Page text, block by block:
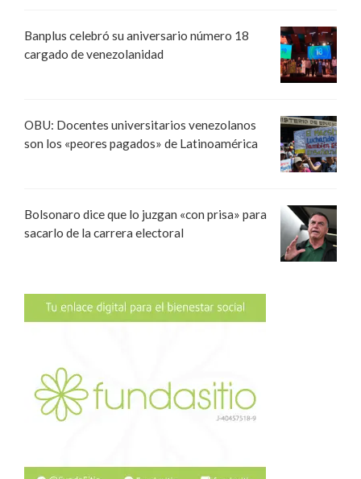
Banplus celebró su aniversario número 18
cargado de venezolanidad
OBU: Docentes universitarios venezolanos
son los «peores pagados» de Latinoamérica
Bolsonaro dice que lo juzgan «con prisa» para
sacarlo de la carrera electoral